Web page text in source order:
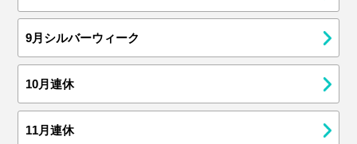
9月シルバーウィーク
10月連休
11月連休